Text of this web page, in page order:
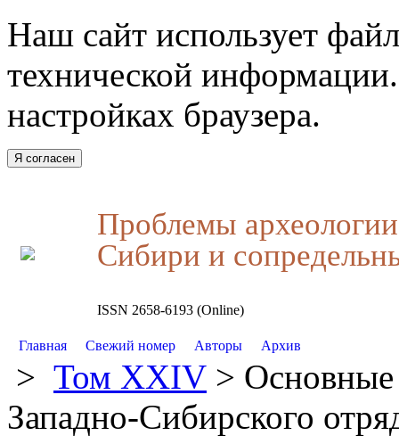
Наш сайт использует
технической
настройках браузера.
Я согласен
Проблемы
Сибири и
ISSN 2658-6193 (Online)
Главная Свежий номер Авторы Архив
> Том XXIV > Основные
Западно-Сибирского